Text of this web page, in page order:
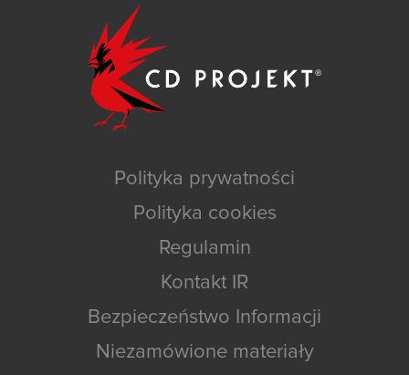
Polityka prywatności
Polityka cookies
Regulamin
Kontakt IR
Bezpieczeństwo Informacji
Niezamówione materiały